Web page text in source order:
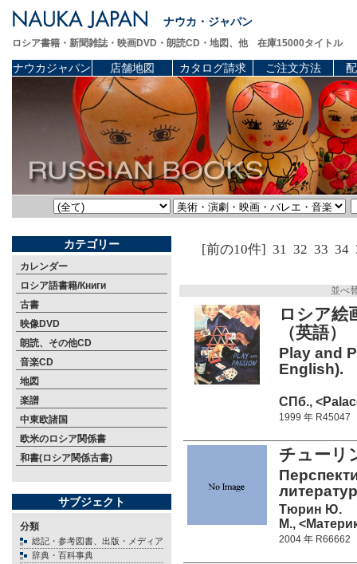
ナウカ・ジャパン
ロシア書籍・新聞雑誌・映画DVD・朗読CD・地図、他 在庫15000タイトル
ナウカジャパン 店舗地図 カタログ請求 ご注文方法
カテゴリー
カレンダー
ロシア語書籍/Книги
古書
映像DVD
朗読、その他CD
音楽CD
地図
楽譜
中東欧諸国
欧米のロシア関係書
和書(ロシア関係古書)
サブジェクト
分類
総記・参考図書、出版・メディア
辞典・百科事典
[前の10件] 31 32 33 34
並べ
ロシア
（英語）
Play and
English).
СПб.,
1999 年 R45047
チューリ
Тюрин Ю.
М.,
2004 年 R66662